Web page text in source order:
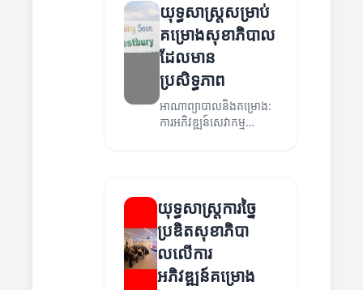
យុទ្ធសាស្ត្រសម្រាប់
គម្រោងសុខាភិបាល
ដែលមាន
ប្រសិទ្ធភាព
អាណាព្យាបាលនិងគម្រោង:
ការអភិវឌ្ឍន៍សេវាកម្ម
យុទ្ធសាស្ត្រការច្នៃ
ប្រឌិតសុខាភិបា
លលើការ
អភិវឌ្ឍន៍គម្រោង